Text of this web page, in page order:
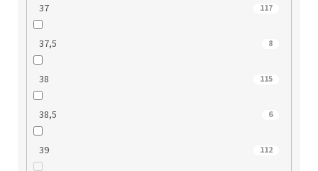
37 117
37,5 8
38 115
38,5 6
39 112